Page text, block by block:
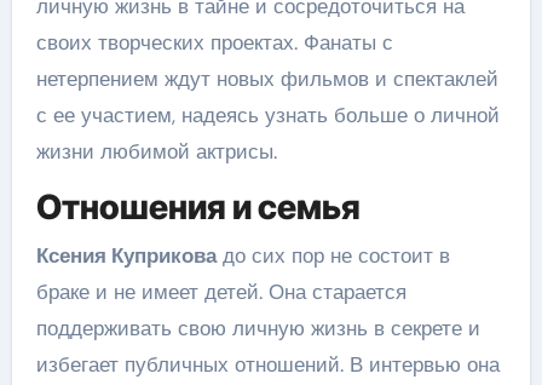
личную жизнь в тайне и сосредоточиться на
своих творческих проектах. Фанаты с
нетерпением ждут новых фильмов и спектаклей
с ее участием, надеясь узнать больше о личной
жизни любимой актрисы.
Отношения и семья
Ксения Куприковадо сих пор не состоит в
браке и не имеет детей. Она старается
поддерживать свою личную жизнь в секрете и
избегает публичных отношений. В интервью она